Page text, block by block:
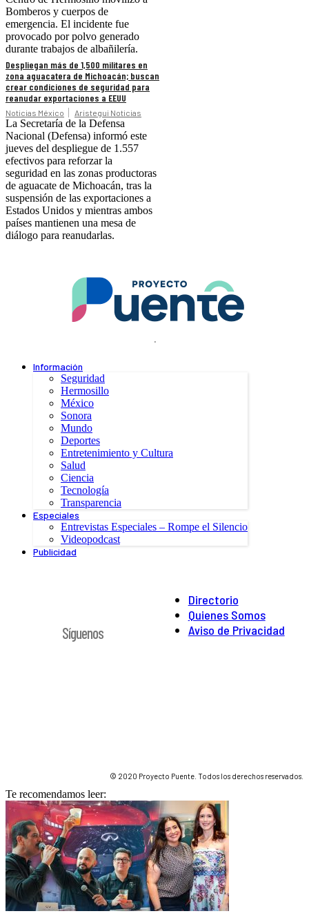
Bomberos y cuerpos de
emergencia. El incidente fue
provocado por polvo generado
durante trabajos de albañilería.
Despliegan más de 1,500 militares en
zona aguacatera de Michoacán; buscan
crear condiciones de seguridad para
reanudar exportaciones a EEUU
Noticias México Aristegui Noticias
La Secretaría de la Defensa
Nacional (Defensa) informó este
jueves del despliegue de 1.557
efectivos para reforzar la
seguridad en las zonas productoras
de aguacate de Michoacán, tras la
suspensión de las exportaciones a
Estados Unidos y mientras ambos
países mantienen una mesa de
diálogo para reanudarlas.
.
Información
Seguridad
Hermosillo
México
Sonora
Mundo
Deportes
Entretenimiento y Cultura
Salud
Ciencia
Tecnología
Transparencia
Especiales
Entrevistas Especiales – Rompe el Silencio
Videopodcast
Publicidad
Directorio
Quienes Somos
Aviso de Privacidad
Síguenos
© 2020 Proyecto Puente. Todos los derechos reservados.
Te recomendamos leer: